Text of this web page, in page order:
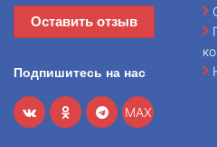
Оставить отзыв
Подпишитесь на нас
MAX